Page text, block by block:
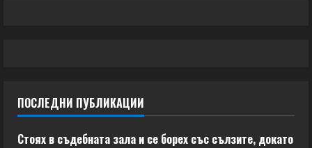
ПОСЛЕДНИ ПУБЛИКАЦИИ
Стоях в съдебната зала и се борех със сълзите, докато